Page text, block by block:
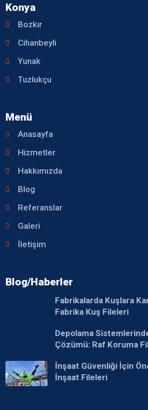
Konya
Bozkır
Cihanbeyli
Yunak
Tuzlukçu
Menü
Anasayfa
Hizmetler
Hakkımızda
Blog
Referanslar
Galeri
İletişim
Blog/Haberler
Fabrikalarda Kuşlara
Fabrika Kuş Fileleri
Depolama
Çözümü: Raf Koruma
İnşaat Güvenliği İçin
İnşaat Fileleri